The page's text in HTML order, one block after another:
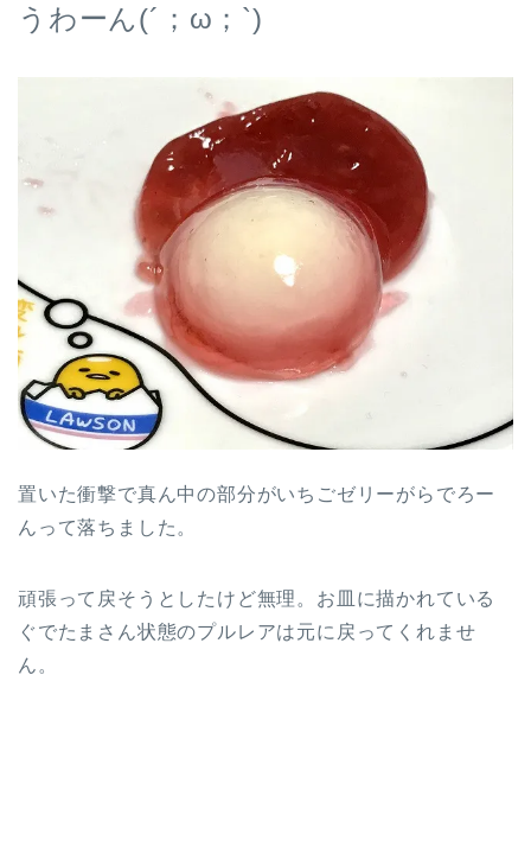
うわーん(´；ω；`)
置いた衝撃で真ん中の部分がいちごゼリーがらでろー
んって落ちました。
頑張って戻そうとしたけど無理。お皿に描かれている
ぐでたまさん状態のプルレアは元に戻ってくれませ
ん。